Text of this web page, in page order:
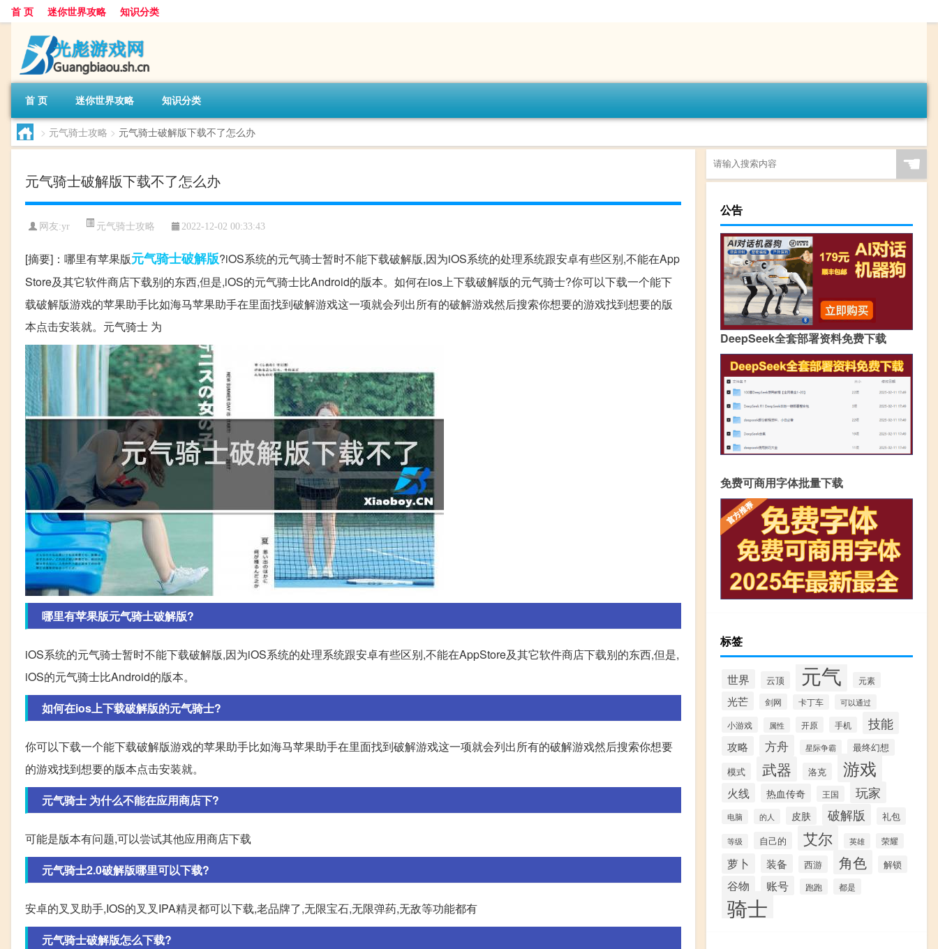
首 页 迷你世界攻略 知识分类
首 页 迷你世界攻略 知识分类
> 元气骑士攻略 > 元气骑士破解版下载不了怎么办
元气骑士破解版下载不了怎么办
网友:yr 元气骑士攻略 2022-12-02 00:33:43
[摘要]：哪里有苹果版元气骑士破解版?iOS系统的元气骑士暂时不能下载破解版,因为iOS系统的处理系统跟安卓有些区别,不能在App
Store及其它软件商店下载别的东西,但是,iOS的元气骑士比Android的版本。如何在ios上下载破解版的元气骑士?你可以下载一个能下
载破解版游戏的苹果助手比如海马苹果助手在里面找到破解游戏这一项就会列出所有的破解游戏然后搜索你想要的游戏找到想要的版
本点击安装就。元气骑士 为
哪里有苹果版元气骑士破解版?
iOS系统的元气骑士暂时不能下载破解版,因为iOS系统的处理系统跟安卓有些区别,不能在AppStore及其它软件商店下载别的东西,但是,
iOS的元气骑士比Android的版本。
如何在ios上下载破解版的元气骑士?
你可以下载一个能下载破解版游戏的苹果助手比如海马苹果助手在里面找到破解游戏这一项就会列出所有的破解游戏然后搜索你想要
的游戏找到想要的版本点击安装就。
元气骑士 为什么不能在应用商店下?
可能是版本有问题,可以尝试其他应用商店下载
元气骑士2.0破解版哪里可以下载?
安卓的叉叉助手,IOS的叉叉IPA精灵都可以下载,老品牌了,无限宝石,无限弹药,无敌等功能都有
元气骑士破解版怎么下载?
☚
公告
DeepSeek全套部署资料免费下载
免费可商用字体批量下载
标签
世界 云顶 元气 元素
光芒 剑网 卡丁车 可以通过
小游戏 属性 开原 手机 技能
攻略 方舟 星际争霸 最终幻想
模式 武器 洛克 游戏
火线 热血传奇 王国 玩家
电脑 的人 皮肤 破解版 礼包
等级 自己的 艾尔 英雄 荣耀
萝卜 装备 西游 角色 解锁
谷物 账号 跑跑 都是
骑士